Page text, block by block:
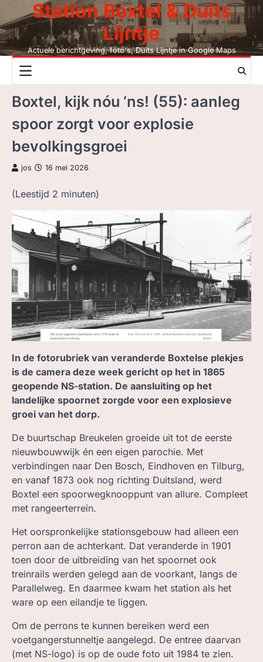
Skip
to
content
Station Boxtel & Duits
Lijntje
Actuele berichtgeving, foto's, Duits Lijntje in Google Maps
DUITS LIJNTJE
STATION BOXTEL
CONTACT
ZOEK, NIET BC
LEZEN BC, JAAR
ZOEK, IN BC
Boxtel, kijk nóu ‘ns! (55): aanleg
spoor zorgt voor explosie
bevolkingsgroei
jos 16 mei 2026
(Leestijd 2 minuten)
In de fotorubriek van veranderde Boxtelse plekjes
is de camera deze week gericht op het in 1865
geopende NS-station. De aansluiting op het
landelijke spoornet zorgde voor een explosieve
groei van het dorp.
De buurtschap Breukelen groeide uit tot de eerste
nieuwbouwwijk én een eigen parochie. Met
verbindingen naar Den Bosch, Eindhoven en Tilburg,
en vanaf 1873 ook nog richting Duitsland, werd
Boxtel een spoorwegknooppunt van allure. Compleet
met rangeerterrein.
Het oorspronkelijke stationsgebouw had alleen een
perron aan de achterkant. Dat veranderde in 1901
toen door de uitbreiding van het spoornet ook
treinrails werden gelegd aan de voorkant, langs de
Parallelweg. En daarmee kwam het station als het
ware op een eilandje te liggen.
Om de perrons te kunnen bereiken werd een
voetgangerstunneltje aangelegd. De entree daarvan
(met NS-logo) is op de oude foto uit 1984 te zien.